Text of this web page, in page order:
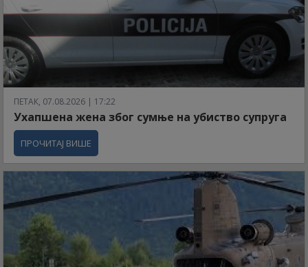
ПЕТАК, 07.08.2026 | 17:22
Ухапшена жена због сумње на убиство супруга
ПРОЧИТАЈ ВИШЕ